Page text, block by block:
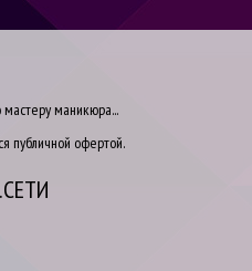
мастеру маникюра...
публичной офертой.